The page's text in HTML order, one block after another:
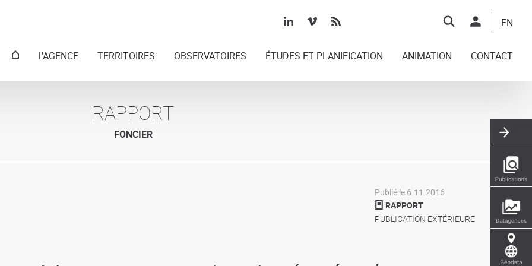
Top
EN
MenuL'AGENCE TERRITOIRES OBSERVATOIRES ÉTUDES ET PLANIFICATION ANIMATION CONTACT
RAPPORT
FONCIER
Publié le 6.11.2016
RAPPORT
PUBLICATION EXTÉRIEURE